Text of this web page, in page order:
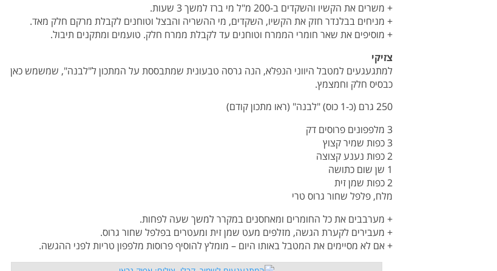
+ משרים את הקשיו והשקדים ב-200 מ"ל מי ברז למשך 3 שעות.
+ מניחים בבלנדר חזק את הקשיו, השקדים, מי ההשריה והבצל וטוחנים לקבלת מרקם חלק מאד.
+ מוסיפים את שאר חומרי הממרח וטוחנים עד לקבלת ממרח חלק. טועמים ומתקנים תיבול.
צזיקי
למתגעגעים למטבל היווני הנפלא, הנה גרסה טבעונית שמתבססת על המתכון ל"לבנה", שמשמש כאן
כבסיס חלק וחמצמץ.
250 גרם (כ-1 כוס) "לבנה" (ראו מתכון קודם)
3 מלפפונים פרוסים דק
3 כפות שמיר קצוץ
2 כפות נענע קצוצה
1 שן שום כתושה
2 כפות שמן זית
מלח, פלפל שחור גרוס טרי
+ מערבבים את כל החומרים ומאחסנים במקרר למשך שעה לפחות.
+ מעבירים לקערת הגשה, מזלפים מעט שמן זית ומעטרים בפלפל שחור גרוס.
+ אם לא מסיימים את המטבל באותו היום – מומלץ להוסיף פרוסות מלפפון טריות לפני ההגשה.